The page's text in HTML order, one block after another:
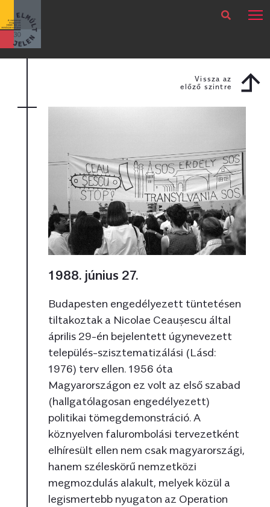
Vissza az
előző szintre
1988. június 27.
Budapesten engedélyezett tüntetésen
tiltakoztak a Nicolae Ceaușescu által
április 29-én bejelentett úgynevezett
település-szisztematizálási (Lásd:
1976) terv ellen. 1956 óta
Magyarországon ez volt az első szabad
(hallgatólagosan engedélyezett)
politikai tömegdemonstráció. A
köznyelven falurombolási tervezetként
elhíresült ellen nem csak magyarországi,
hanem széleskörű nemzetközi
megmozdulás alakult, melyek közül a
legismertebb nyugaton az Operation